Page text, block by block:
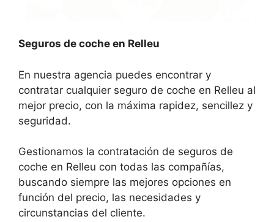
Seguros de coche en Relleu
En nuestra agencia puedes encontrar y
contratar cualquier seguro de coche en Relleu al
mejor precio, con la máxima rapidez, sencillez y
seguridad.
Gestionamos la contratación de seguros de
coche en Relleu con todas las compañías,
buscando siempre las mejores opciones en
función del precio, las necesidades y
circunstancias del cliente.